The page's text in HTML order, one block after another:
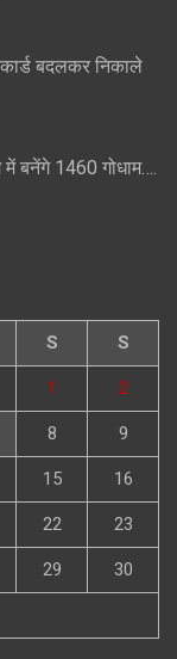
बदलकर निकाले
बनेंगे 1460 गोधाम….
S S
1 2
8 9
15 16
22 23
29 30